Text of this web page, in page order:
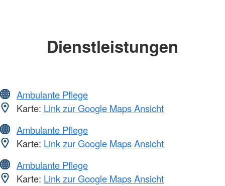
Dienstleistungen
Ambulante Pflege
Karte: Link zur Google Maps Ansicht
Ambulante Pflege
Karte: Link zur Google Maps Ansicht
Ambulante Pflege
Karte: Link zur Google Maps Ansicht